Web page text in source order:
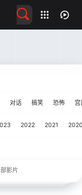
对话 搞笑 恐怖 宫
2022 2021
部影片